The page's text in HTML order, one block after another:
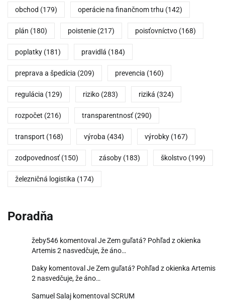
obchod (179) operácie na finančnom trhu (142)
plán (180) poistenie (217) poisťovníctvo (168)
poplatky (181) pravidlá (184)
preprava a špedícia (209) prevencia (160)
regulácia (129) riziko (283) riziká (324)
rozpočet (216) transparentnosť (290)
transport (168) výroba (434) výrobky (167)
zodpovednosť (150) zásoby (183) školstvo (199)
železničná logistika (174)
Poradňa
žeby546 komentoval Je Zem guľatá? Pohľad z okienka
Artemis 2 nasvedčuje, že áno…
Daky komentoval Je Zem guľatá? Pohľad z okienka Artemis
2 nasvedčuje, že áno…
Samuel Salaj komentoval SCRUM